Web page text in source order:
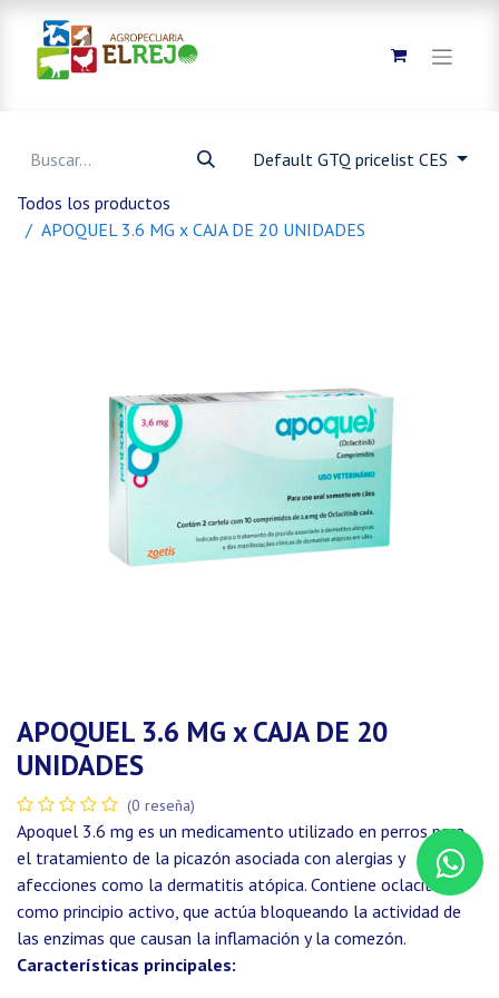
Default GTQ pricelist CES
Todos los productos
APOQUEL 3.6 MG x CAJA DE 20 UNIDADES
APOQUEL 3.6 MG x CAJA DE 20
UNIDADES
(0 reseña)
Apoquel 3.6 mg es un medicamento utilizado en perros para
el tratamiento de la picazón asociada con alergias y
afecciones como la dermatitis atópica. Contiene oclacitinib
como principio activo, que actúa bloqueando la actividad de
las enzimas que causan la inflamación y la comezón.
Características principales: